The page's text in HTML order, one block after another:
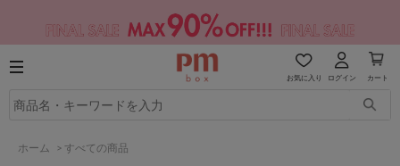
お気に入り ログイン カート
ホーム > すべての商品